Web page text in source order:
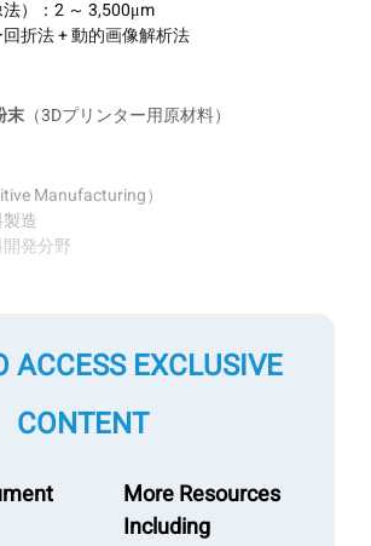
）：2 ～ 3,500μm
折法 + 動的画像解析法
末（3Dプリンター用原材料）
Manufacturing）
造
発分野
クト比、円形度など）
ACCESS EXCLUSIVE
CONTENT
More Resources
Including